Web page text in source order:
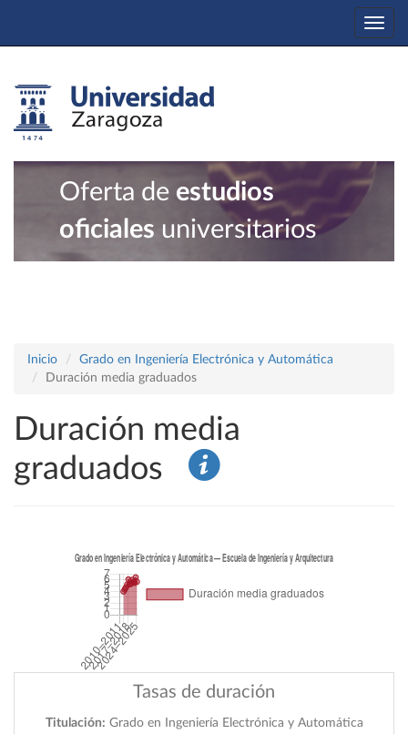
Oferta de estudios
oficiales universitarios
Inicio
Grado en Ingeniería Electrónica y Automática
Duración media graduados
Duración media
graduados
Tasas de duración
Titulación: Grado en Ingeniería Electrónica y Automática